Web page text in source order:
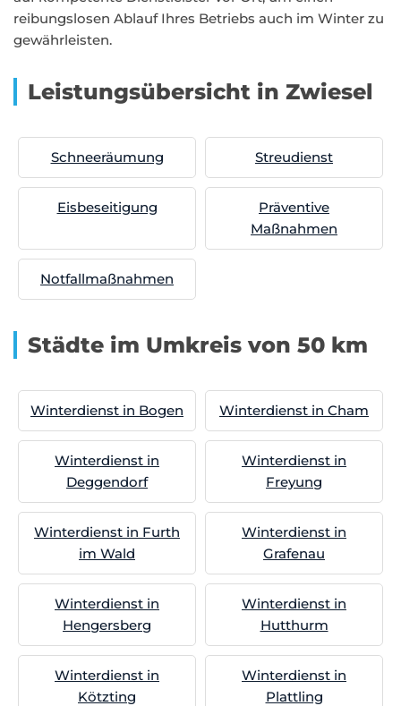
reibungslosen Ablauf Ihres Betriebs auch im Winter zu
gewährleisten.
Leistungsübersicht in Zwiesel
Schneeräumung Streudienst
Eisbeseitigung
Präventive
Maßnahmen
Notfallmaßnahmen
Städte im Umkreis von 50 km
Winterdienst in Bogen Winterdienst in Cham
Winterdienst in
Deggendorf
Winterdienst in
Freyung
Winterdienst in Furth
im Wald
Winterdienst in
Grafenau
Winterdienst in
Hengersberg
Winterdienst in
Hutthurm
Winterdienst in
Kötzting
Winterdienst in
Plattling